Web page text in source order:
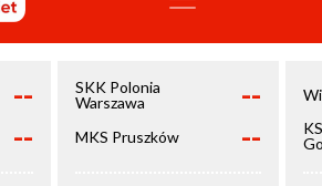
--
--
SKK Polonia
Warszawa
--
MKS Pruszków --